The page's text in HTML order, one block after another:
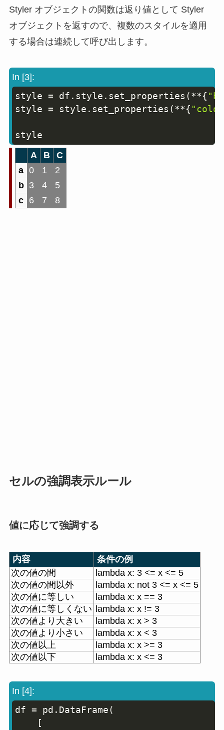
Styler オブジェクトの関数は返り値として Styler
オブジェクトを返すので、複数のスタイルを適用
する場合は連続して呼び出します。
In [3]:
style = df . style . set_properties (**{
style = style . set_properties (**{
style
Copy
A B
C
a 0 1
2
b 3 4
5
c
6 7 8
セルの強調表示ルール
値に応じて強調する
内容
条件の例
次の値の間
lambda x: 3 <= x <= 5
次の値の間以外
lambda x: not 3 <= x <= 5
次の値に等しい
lambda x: x == 3
次の値に等しくない lambda x: x != 3
次の値より大きい
lambda x: x > 3
次の値より小さい
lambda x: x < 3
次の値以上
lambda x: x >= 3
次の値以下
lambda x: x <= 3
In [4]:
df = pd . DataFrame(
[